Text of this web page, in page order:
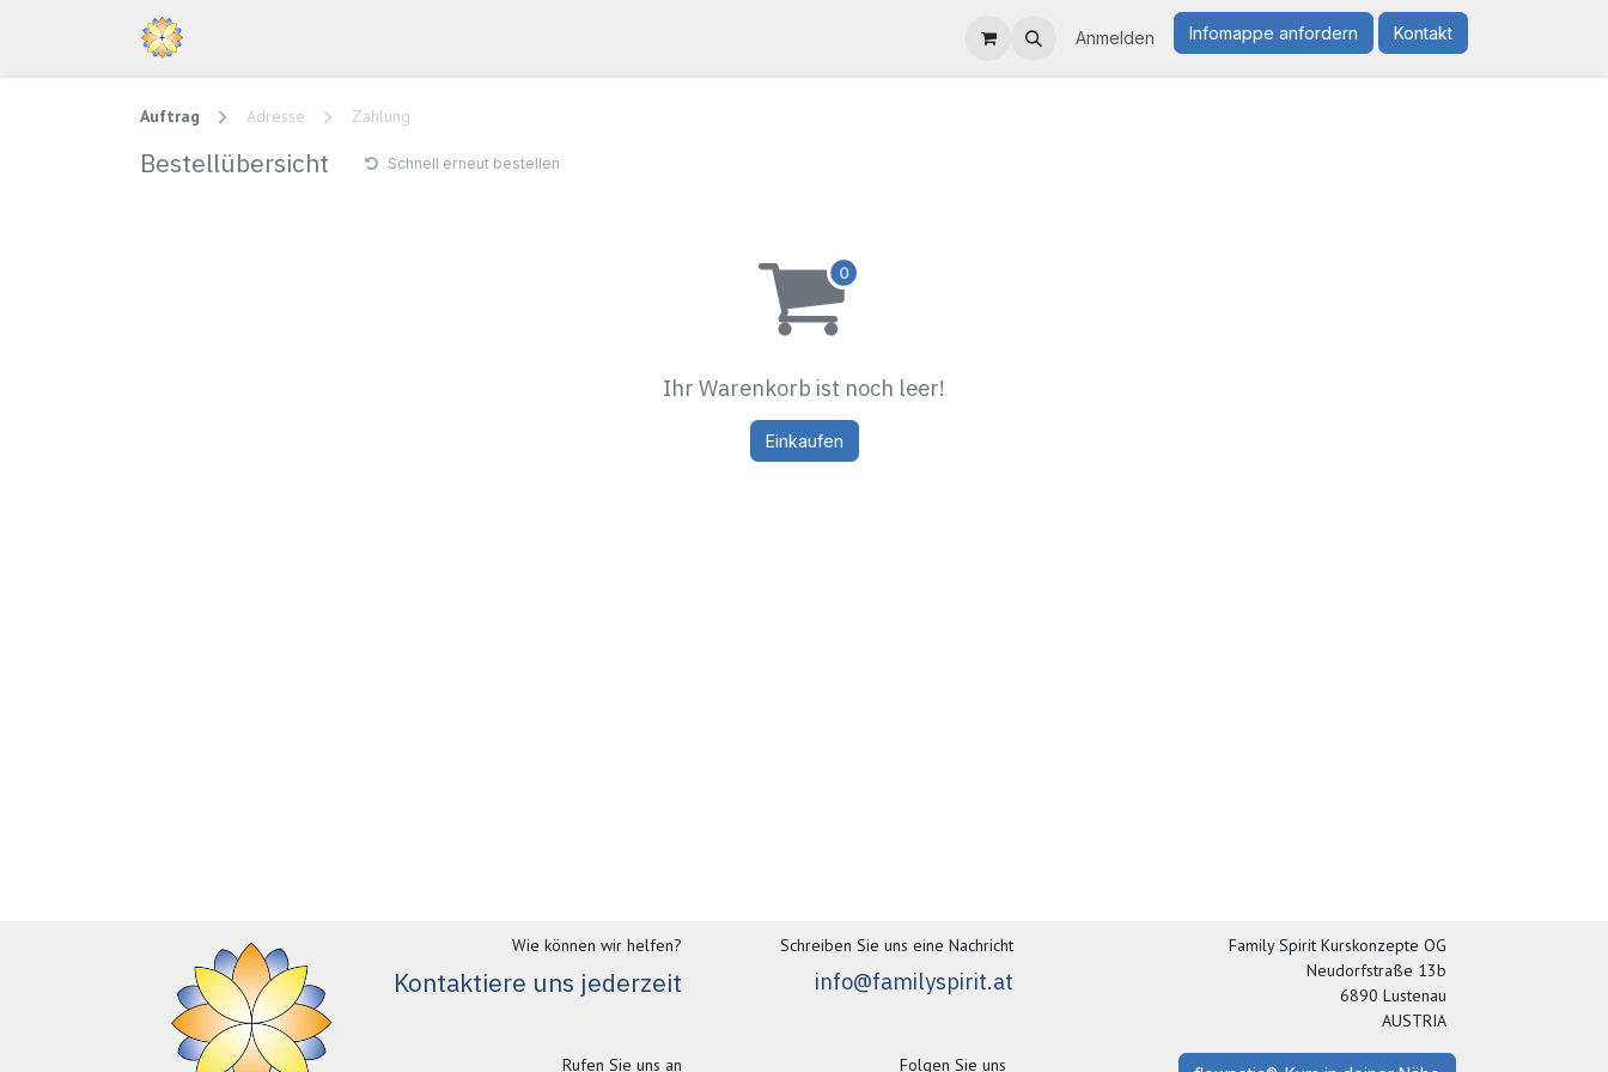
Anmelden Infomappe anfordern Kontakt
Auftrag Adresse Zahlung
Bestellübersicht Schnell erneut bestellen
Ihr Warenkorb ist noch leer!
Einkaufen
Family Spirit Kurskonzepte OG
Neudorfstraße 13b
6890 Lustenau
AUSTRIA
Wie können wir helfen?
Kontaktiere uns jederzeit
Rufen Sie uns an
Schreiben Sie uns eine Nachricht
info@familyspirit.at
Folgen Sie uns